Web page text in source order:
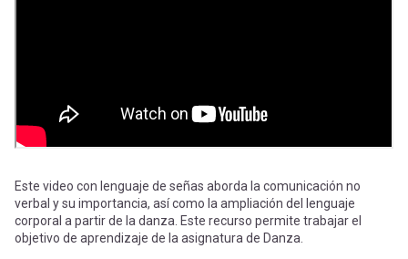
Menú
entrar
a
navegación
Este video con lenguaje de señas aborda la comunicación no
verbal y su importancia, así como la ampliación del lenguaje
corporal a partir de la danza. Este recurso permite trabajar el
objetivo de aprendizaje de la asignatura de Danza.